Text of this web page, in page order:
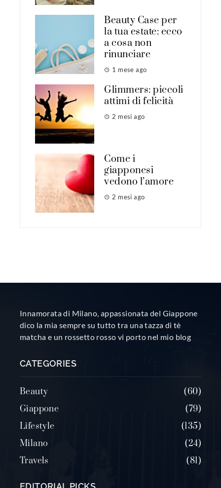
Beauty Case per
la tua estate: ecco
a cosa non
rinunciare
1 mese ago
Glimmers: piccoli
attimi di felicità
2 mesi ago
Come i
giapponesi
vedono l’amore
2 mesi ago
Innamorata di Milano, appassionata del Giappone
dico la mia sempre su tutto tra una tazza di tè
matcha e un rossetto rosso vi porto nel mio blog
CATEGORIES
Beauty
60
Giappone
79
Lifestyle
135
Milano
24
Travels
81